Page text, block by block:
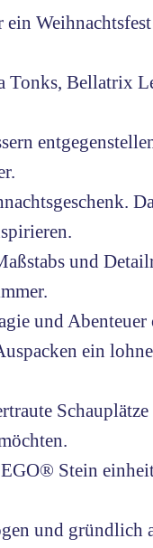
Weihnachtsfest
Bellatrix
und
und Abenteuer
ein
Schauplätze
Stein
und gründlich